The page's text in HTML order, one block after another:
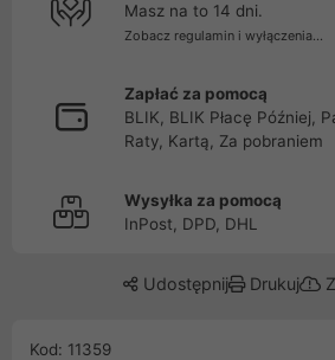
Masz na to 14 dni.
Zobacz regulamin i wyłączenia...
Zapłać za pomocą
BLIK, BLIK Płacę Później,
Raty, Kartą, Za pobraniem
Wysyłka za pomocą
InPost, DPD, DHL
Udostępnij Drukuj
Kod: 11359